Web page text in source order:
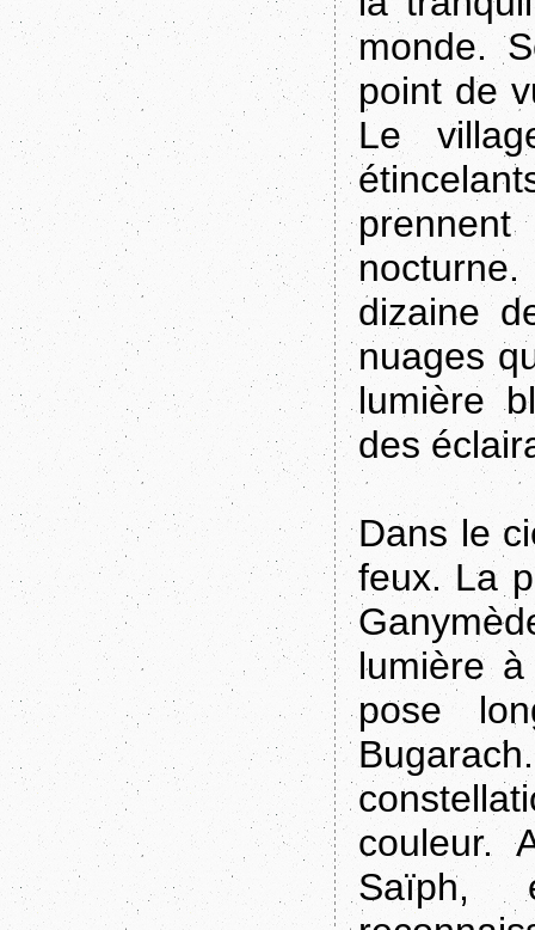
monde.
point de
Le
dizaine
nuages
lumière
des
Dans le
feux. La
lumière
pose
couleur.
Saïph,